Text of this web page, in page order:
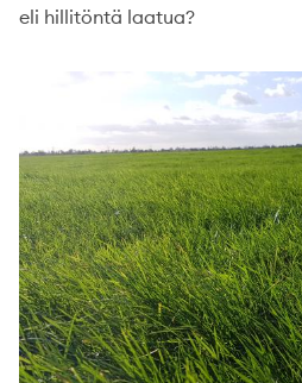
eli hillitöntä laatua?